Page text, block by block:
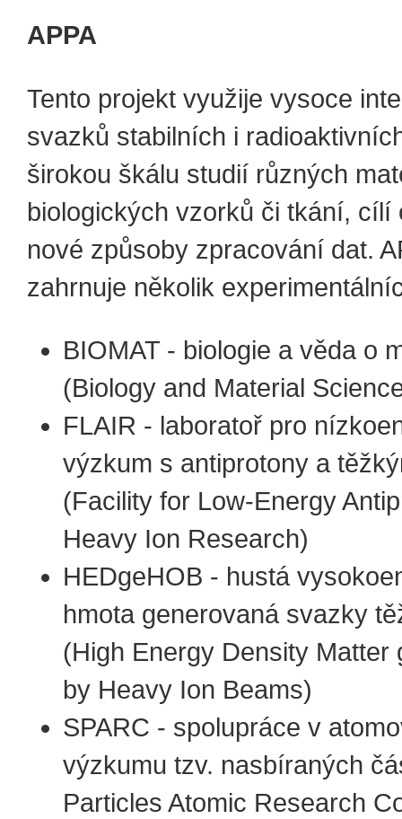
APPA
Tento projekt využije vysoce
svazků stabilních i
širokou škálu studií různých
biologických vzorků či tkání, cílí
nové způsoby zpracování dat.
zahrnuje několik
BIOMAT - biologie a věda o
(Biology and Material
FLAIR - laboratoř pro
výzkum s antiprotony a
(Facility for Low-Energy
Heavy Ion Research)
HEDgeHOB - hustá
hmota generovaná svazky
(High Energy Density Matter
by Heavy Ion Beams)
SPARC - spolupráce v
výzkumu tzv. nasbíraných
Particles Atomic Research